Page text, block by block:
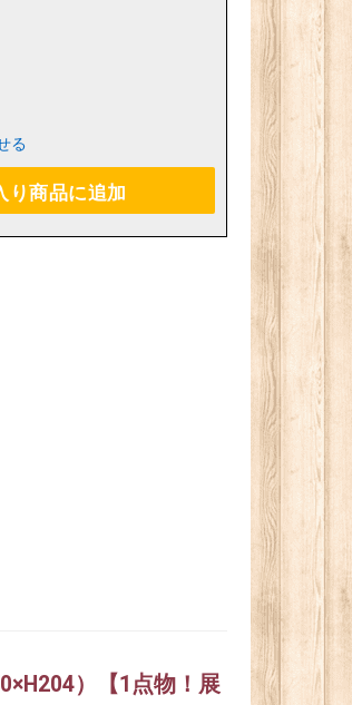
る
り商品に追加
）【1点物！展